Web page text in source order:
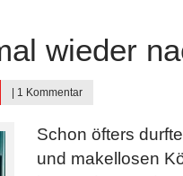
wieder
1 Kommentar
Schon öfters
und makellosen